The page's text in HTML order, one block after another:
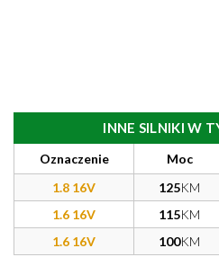
INNE SILNIKI W
Oznaczenie Moc
1.8 16V
125KM
1.6 16V
115KM
1.6 16V
100KM